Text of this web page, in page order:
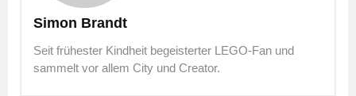
Simon Brandt
Seit frühester Kindheit begeisterter LEGO-Fan und
sammelt vor allem City und Creator.